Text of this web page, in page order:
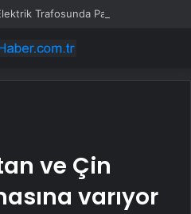
ve Çin
varıyor